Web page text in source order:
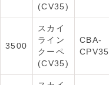
(CV35)
3500
スカイ
ライン
クーペ
(CV35)
CBA-
CPV35